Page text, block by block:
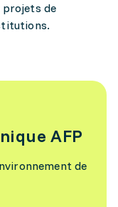
projets de
AFP
de